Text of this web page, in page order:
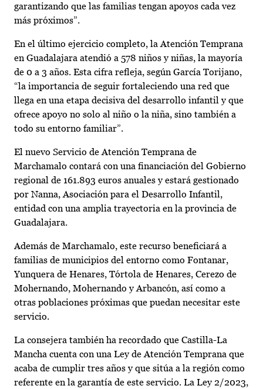
garantizando que las familias tengan apoyos cada vez
más próximos”.
En el último ejercicio completo, la Atención Temprana
en Guadalajara atendió a 578 niños y niñas, la mayoría
de 0 a 3 años. Esta cifra refleja, según García Torijano,
“la importancia de seguir fortaleciendo una red que
llega en una etapa decisiva del desarrollo infantil y que
ofrece apoyo no solo al niño o la niña, sino también a
todo su entorno familiar”.
El nuevo Servicio de Atención Temprana de
Marchamalo contará con una financiación del Gobierno
regional de 161.893 euros anuales y estará gestionado
por Nanna, Asociación para el Desarrollo Infantil,
entidad con una amplia trayectoria en la provincia de
Guadalajara.
Además de Marchamalo, este recurso beneficiará a
familias de municipios del entorno como Fontanar,
Yunquera de Henares, Tórtola de Henares, Cerezo de
Mohernando, Mohernando y Arbancón, así como a
otras poblaciones próximas que puedan necesitar este
servicio.
La consejera también ha recordado que Castilla-La
Mancha cuenta con una Ley de Atención Temprana que
acaba de cumplir tres años y que sitúa a la región como
referente en la garantía de este servicio. La Ley 2/2023,